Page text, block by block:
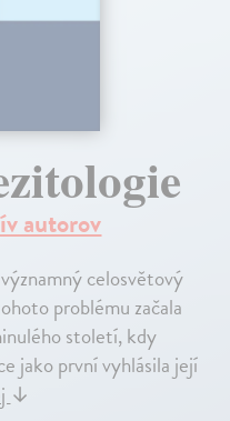
autorov
celosvětový
problému začala
století, kdy
jako první vyhlásila její
↓